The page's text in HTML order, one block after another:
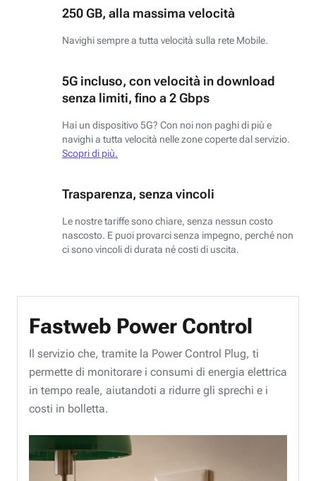
250 GB, alla massima velocità
Navighi sempre a tutta velocità sulla rete Mobile.
5G incluso, con velocità in download
senza limiti, fino a 2 Gbps
Hai un dispositivo 5G? Con noi non paghi di più e
navighi a tutta velocità nelle zone coperte dal servizio.
Scopri di più.
Trasparenza, senza vincoli
Le nostre tariffe sono chiare, senza nessun costo
nascosto. E puoi provarci senza impegno, perché non
ci sono vincoli di durata né costi di uscita.
Fastweb Power Control
Il servizio che, tramite la Power Control Plug, ti
permette di monitorare i consumi di energia elettrica
in tempo reale, aiutandoti a ridurre gli sprechi e i
costi in bolletta.